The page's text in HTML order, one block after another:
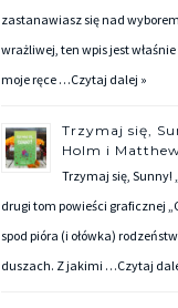
zastanawiasz się nad
wrażliwej, ten wpis jest
moje ręce …Czytaj dalej »
Trzymaj się,
Holm i
Trzymaj się, Sunny!
drugi tom powieści graficznej
spod pióra (i ołówka)
duszach. Z jakimi …Czytaj